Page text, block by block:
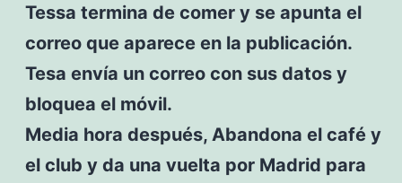
Tessa termina de comer y se apunta el
correo que aparece en la publicación.
Tesa envía un correo con sus datos y
bloquea el móvil.
Media hora después, Abandona el café y
el club y da una vuelta por Madrid para